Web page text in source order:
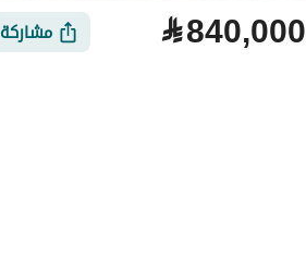
⃁840,000 مشاركة